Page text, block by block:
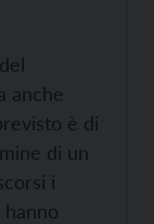
anche
è di
di un
i